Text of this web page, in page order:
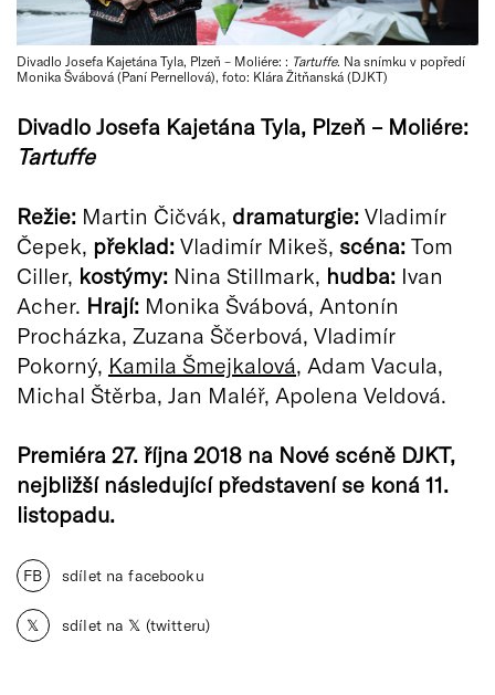
Divadlo Josefa Kajetána Tyla, Plzeň – Moliére: : Tartuffe. Na snímku v popředí
Monika Švábová (Paní Pernellová), foto: Klára Žitňanská (DJKT)
Divadlo Josefa Kajetána Tyla, Plzeň – Moliére:
Tartuffe
Režie: Martin Čičvák, dramaturgie: Vladimír
Čepek, překlad: Vladimír Mikeš, scéna: Tom
Ciller, kostýmy: Nina Stillmark, hudba: Ivan
Acher. Hrají: Monika Švábová, Antonín
Procházka, Zuzana Ščerbová, Vladimír
Pokorný, Kamila Šmejkalová, Adam Vacula,
Michal Štěrba, Jan Maléř, Apolena Veldová.
Premiéra 27. října 2018 na Nové scéně DJKT,
nejbližší následující představení se koná 11.
listopadu.
FB sdílet na facebooku
𝕏 sdílet na 𝕏 (twitteru)